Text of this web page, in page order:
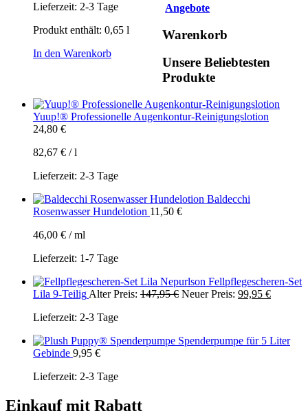
Lieferzeit: 2-3 Tage
Produkt enthält: 0,65 l
In den Warenkorb
Angebote
Warenkorb
Unsere Beliebtesten
Produkte
Yuup!® Professionelle Augenkontur-Reinigungslotion
24,80 €
82,67 € /l
Lieferzeit: 2-3 Tage
Baldecchi
Rosenwasser Hundelotion 11,50 €
46,00 € /ml
Lieferzeit: 1-7 Tage
Nepurlson Fellpflegescheren-Set
Lila 9-Teilig Alter Preis: 147,95€ Ursprünglicher
Neuer Preis: 99,95 €
Lieferzeit: 2-3 Tage
Spenderpumpe für 5 Liter
Gebinde 9,95 €
Lieferzeit: 2-3 Tage
Einkauf mit Rabatt